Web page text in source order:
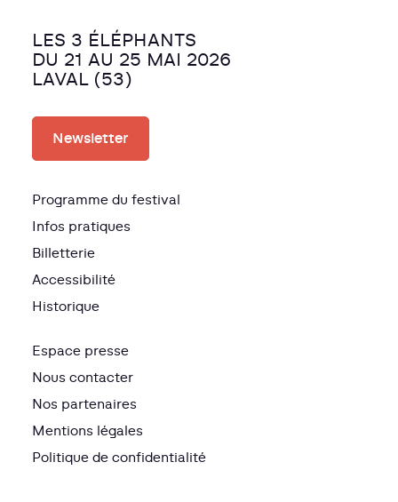
LES 3 ÉLÉPHANTS
DU 21 AU 25 MAI 2026
LAVAL (53)
Newsletter
Programme du festival
Infos pratiques
Billetterie
Accessibilité
Historique
Espace presse
Nous contacter
Nos partenaires
Mentions légales
Politique de confidentialité